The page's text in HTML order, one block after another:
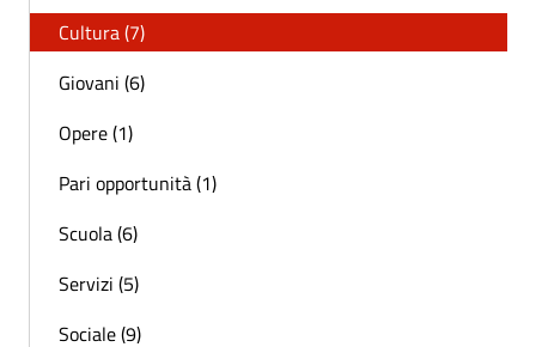
Cultura (7)
Giovani (6)
Opere (1)
Pari opportunità (1)
Scuola (6)
Servizi (5)
Sociale (9)